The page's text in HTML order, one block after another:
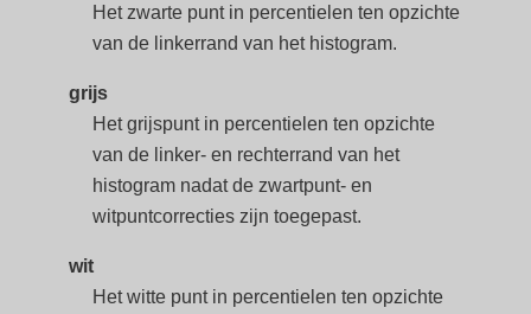
Het zwarte punt in percentielen ten opzichte
van de linkerrand van het histogram.
grijs
Het grijspunt in percentielen ten opzichte
van de linker- en rechterrand van het
histogram nadat de zwartpunt- en
witpuntcorrecties zijn toegepast.
wit
Het witte punt in percentielen ten opzichte